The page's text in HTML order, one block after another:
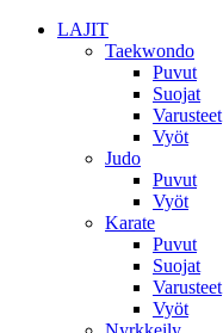
LAJIT
Taekwondo
Puvut
Suojat
Varusteet
Vyöt
Judo
Puvut
Vyöt
Karate
Puvut
Suojat
Varusteet
Vyöt